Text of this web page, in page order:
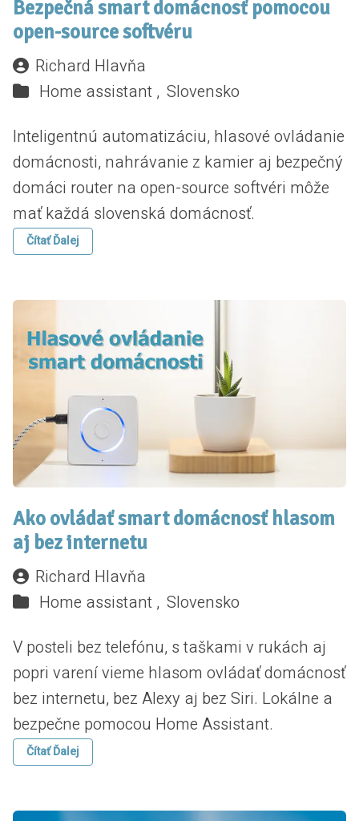
Bezpečná smart domácnosť pomocou
open-source softvéru
Richard Hlavňa
Home assistant , Slovensko
Inteligentnú automatizáciu, hlasové ovládanie
domácnosti, nahrávanie z kamier aj bezpečný
domáci router na open-source softvéri môže
mať každá slovenská domácnosť.
Čítať Ďalej
Ako ovládať smart domácnosť hlasom
aj bez internetu
Richard Hlavňa
Home assistant , Slovensko
V posteli bez telefónu, s taškami v rukách aj
popri varení vieme hlasom ovládať domácnosť
bez internetu, bez Alexy aj bez Siri. Lokálne a
bezpečne pomocou Home Assistant.
Čítať Ďalej